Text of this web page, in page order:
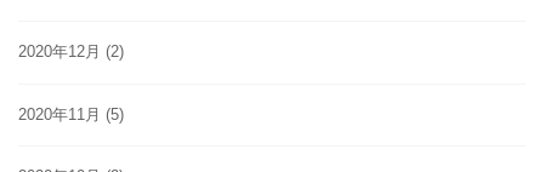
2020年12月 (2)
2020年11月 (5)